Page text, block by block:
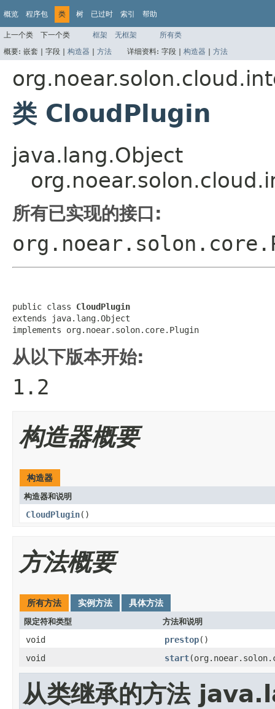
概览 程序包 类 树 已过时 索引 帮助
上一个类 下一个类 框架 无框架
所有类
概要: 嵌套 | 字段 | 构造器 | 方法 详细资料: 字段 | 构造器 | 方法
类 CloudPlugin
java.lang.Object
所有已实现的接口:
public class CloudPlugin
extends java.lang.Object
implements org.noear.solon.core.Plugin
从以下版本开始:
1.2
构造器概要
构造器
构造器和说明
CloudPlugin()
方法概要
所有方法 实例方法 具体方法
限定符和类型 方法和说明
void prestop()
void
start
从类继承的方法